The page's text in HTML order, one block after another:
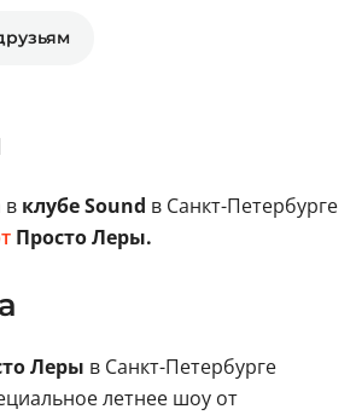
в клубе Sound в Санкт-Петербурге
Просто Леры.
Леры в Санкт-Петербурге
летнее шоу от